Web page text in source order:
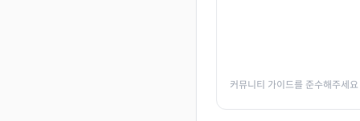
커뮤니티 가이드를 준수해주세요